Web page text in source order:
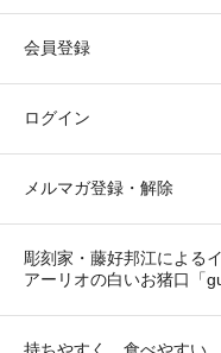
会員登録
ログイン
メルマガ登録・解除
彫刻家・藤好邦江による
アーリオの白いお猪口「
持ちやすく、食べやすい